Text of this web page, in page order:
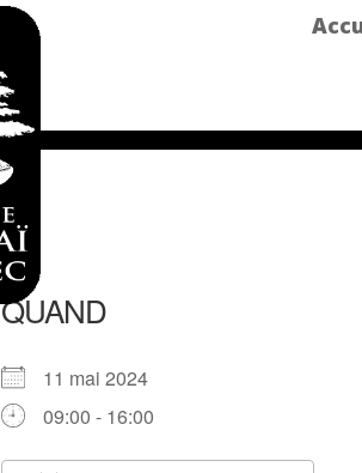
QUAND
11 mai 2024
09:00 - 16:00